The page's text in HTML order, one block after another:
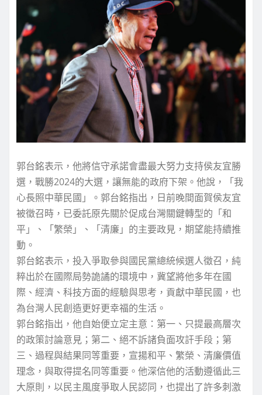
郭台銘表示，他將信守承諾會盡最大努力支持侯友宜勝
選，戰勝2024的大選，讓無能的政府下架。他說，「我
心長照中華民國」。郭台銘指出，日前晚間面賀侯友宜
被徵召時，已委託原先關於促成台灣關鍵轉型的「和
平」、「繁榮」、「清廉」的主要政見，期望能持續推
動。
郭台銘表示，投入爭取參與國民黨總統候選人徵召，純
粹出於在國際局勢詭譎的環境中，冀望將他多年在國
際、經濟、科技方面的經驗與思考，貢獻中華民國，也
為台灣人民創造更好更幸福的生活。
郭台銘指出，他自始便立定主意：第一、只提最高層次
的政策討論意見；第二、絕不訴諸負面攻訐手段；第
三、過程與結果同等重要，宣揚和平、繁榮、清廉價值
理念，與取得提名同等重要。他深信他的活動遵循此三
大原則，以民主風度爭取人民認同，也提出了許多刺激